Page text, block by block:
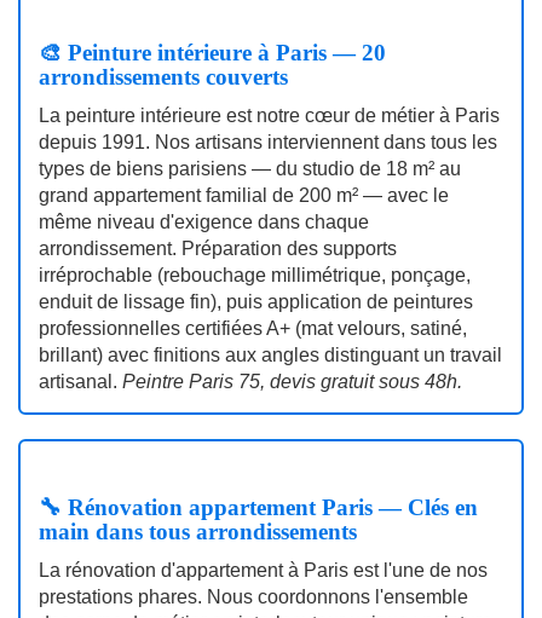
🎨 Peinture intérieure à Paris — 20
arrondissements couverts
La peinture intérieure est notre cœur de métier à Paris
depuis 1991. Nos artisans interviennent dans tous les
types de biens parisiens — du studio de 18 m² au
grand appartement familial de 200 m² — avec le
même niveau d'exigence dans chaque
arrondissement. Préparation des supports
irréprochable (rebouchage millimétrique, ponçage,
enduit de lissage fin), puis application de peintures
professionnelles certifiées A+ (mat velours, satiné,
brillant) avec finitions aux angles distinguant un travail
artisanal. Peintre Paris 75, devis gratuit sous 48h.
🔧 Rénovation appartement Paris — Clés en
main dans tous arrondissements
La rénovation d'appartement à Paris est l'une de nos
prestations phares. Nous coordonnons l'ensemble